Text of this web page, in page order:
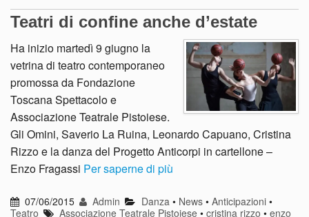
Teatri di confine anche d’estate
Ha inizio martedì 9 giugno la
vetrina di teatro contemporaneo
promossa da Fondazione
Toscana Spettacolo e
Associazione Teatrale Pistoiese.
Gli Omini, Saverio La Ruina, Leonardo Capuano, Cristina
Rizzo e la danza del Progetto Anticorpi in cartellone –
Enzo Fragassi Per saperne di più
07/06/2015 Admin Danza• News• Anticipazioni•
Teatro
Associazione Teatrale Pistoiese •cristina rizzo •enzo